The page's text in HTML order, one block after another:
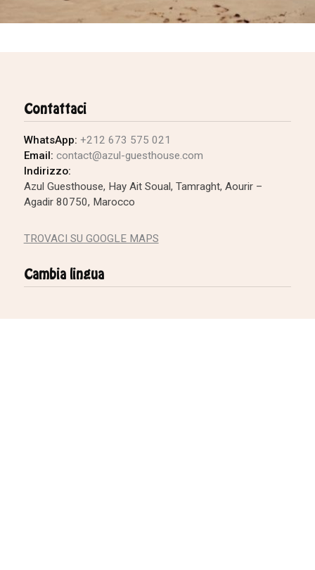
Contattaci
WhatsApp: +212 673 575 021
Email: contact@azul-guesthouse.com
Indirizzo:
Azul Guesthouse, Hay Ait Soual, Tamraght, Aourir –
Agadir 80750, Marocco
TROVACI SU GOOGLE MAPS
Cambia lingua